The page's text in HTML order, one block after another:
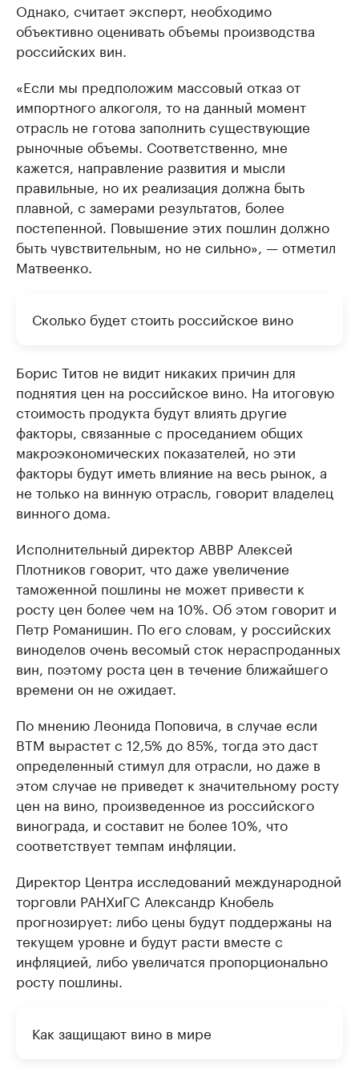
Однако, считает эксперт, необходимо
объективно оценивать объемы производства
российских вин.
«Если мы предположим массовый отказ от
импортного алкоголя, то на данный момент
отрасль не готова заполнить существующие
рыночные объемы. Соответственно, мне
кажется, направление развития и мысли
правильные, но их реализация должна быть
плавной, с замерами результатов, более
постепенной. Повышение этих пошлин должно
быть чувствительным, но не сильно», — отметил
Матвеенко.
Сколько будет стоить российское вино
Борис Титов не видит никаких причин для
поднятия цен на российское вино. На итоговую
стоимость продукта будут влиять другие
факторы, связанные с проседанием общих
макроэкономических показателей, но эти
факторы будут иметь влияние на весь рынок, а
не только на винную отрасль, говорит владелец
винного дома.
Исполнительный директор АВВР Алексей
Плотников говорит, что даже увеличение
таможенной пошлины не может привести к
росту цен более чем на 10%. Об этом говорит и
Петр Романишин. По его словам, у российских
виноделов очень весомый сток нераспроданных
вин, поэтому роста цен в течение ближайшего
времени он не ожидает.
По мнению Леонида Поповича, в случае если
ВТМ вырастет с 12,5% до 85%, тогда это даст
определенный стимул для отрасли, но даже в
этом случае не приведет к значительному росту
цен на вино, произведенное из российского
винограда, и составит не более 10%, что
соответствует темпам инфляции.
Директор Центра исследований международной
торговли РАНХиГC Александр Кнобель
прогнозирует: либо цены будут поддержаны на
текущем уровне и будут расти вместе с
инфляцией, либо увеличатся пропорционально
росту пошлины.
Как защищают вино в мире